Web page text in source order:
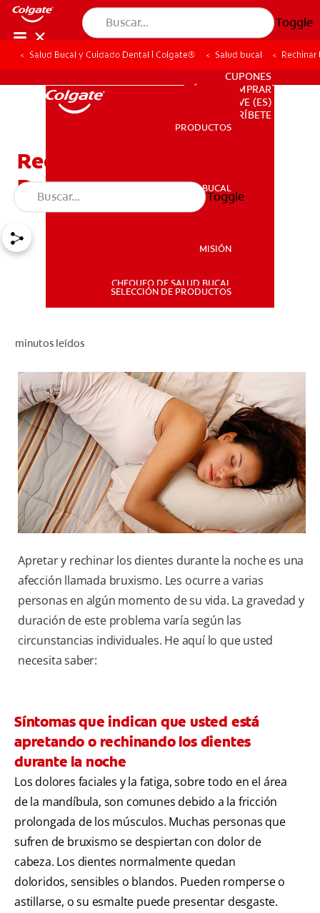
Toggle
PRODUCTOS
SALUD BUCAL
PARA PROFESIONALES
CUPONES
DÓNDE COMPRAR
VE (ES)
PARA PROFESIONALES
CUPONES
DÓNDE COMPRAR
VE (ES)
SUSCRÍBETE
PRODUCTOS
SALUD BUCAL
MISIÓN
CHEQUEO DE SALUD BUCAL
SELECCIÓN DE PRODUCTOS
Toggle
Salud Bucal y Cuidado Dental | Colgate® Salud bucal Rechinar
Rechinar Los Dientes
Durante La Noche
minutos leídos
Apretar y rechinar los dientes durante la noche es una
afección llamada bruxismo. Les ocurre a varias
personas en algún momento de su vida. La gravedad y
duración de este problema varía según las
circunstancias individuales. He aquí lo que usted
necesita saber:
Síntomas que indican que usted está
apretando o rechinando los dientes
durante la noche
Los dolores faciales y la fatiga, sobre todo en el área
de la mandíbula, son comunes debido a la fricción
prolongada de los músculos. Muchas personas que
sufren de bruxismo se despiertan con dolor de
cabeza. Los dientes normalmente quedan
doloridos, sensibles o blandos. Pueden romperse o
astillarse, o su esmalte puede presentar desgaste.